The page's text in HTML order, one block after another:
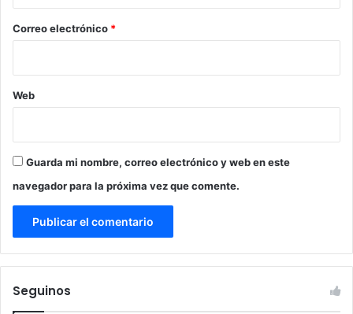
*
Correo electrónico *
Web
Guarda mi nombre, correo electrónico y web en este
navegador para la próxima vez que comente.
Seguinos